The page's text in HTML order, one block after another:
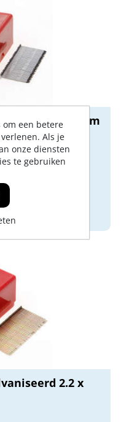
RVS 2.2 x 38mm
in
2.2 x
om een betere
Als je
onze diensten
te gebruiken